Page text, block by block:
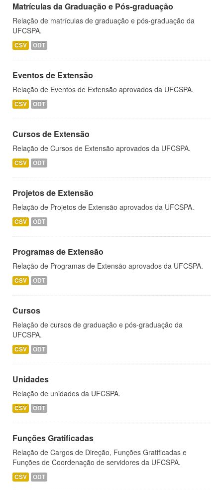
Matrículas da Graduação e Pós-graduação
Relação de matrículas de graduação e pós-graduação da
UFCSPA.
CSV ODT
Eventos de Extensão
Relação de Eventos de Extensão aprovados da UFCSPA.
CSV ODT
Cursos de Extensão
Relação de Cursos de Extensão aprovados da UFCSPA.
CSV ODT
Projetos de Extensão
Relação de Projetos de Extensão aprovados da UFCSPA.
CSV ODT
Programas de Extensão
Relação de Programas de Extensão aprovados da UFCSPA.
CSV ODT
Cursos
Relação de cursos de graduação e pós-graduação da
UFCSPA.
CSV ODT
Unidades
Relação de unidades da UFCSPA.
CSV ODT
Funções Gratificadas
Relação de Cargos de Direção, Funções Gratificadas e
Funções de Coordenação de servidores da UFCSPA.
CSV ODT